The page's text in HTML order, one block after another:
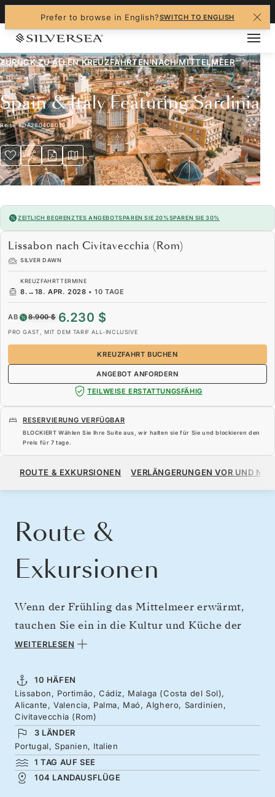
Prefer to browse in English?SWITCH TO ENGLISH
ZURÜCK ZU ALLENKREUZFAHRTEN NACH MITTELMEER
Spain & Italy Featuring Sardinia
Reise#DA280408010
ZEITLICH BEGRENZTES ANGEBOTSPAREN SIE 20%SPAREN SIE 30%
Lissabon nach Civitavecchia (Rom)
SILVER DAWN
KREUZFAHRTTERMINE
8. → 18. APR. 2028 •10 TAGE
AB 8.900 $ 6.230 $
PRO GAST, MIT DEM TARIF ALL-INCLUSIVE
KREUZFAHRT BUCHEN
ANGEBOT ANFORDERN
TEILWEISE ERSTATTUNGSFÄHIG
RESERVIERUNG VERFÜGBAR
BLOCKIERT Wählen Sie Ihre Suite aus, wir halten sie für Sie und blockieren den
Preis für 7 tage.
6.230 $
ROUTE & EXKURSIONEN VERLÄNGERUNGEN VOR UND
Route &
Exkursionen
Wenn der Frühling das Mittelmeer erwärmt,
tauchen Sie ein in die Kultur und Küche der
Iberischen Halbinsel, bevor die Reise Sie
Straßenbahnen und kunstvollen Azulejos
Lissabons geht es weiter ins stimmungsvolle
Andalusien – zu den alten Gassen von Cádiz
und nach Málaga, der Geburtsstadt Picassos.
Über die Balearen und die von katalanischen
Einflüssen geprägten Küsten Sardiniens
WEITERLESEN
10 HÄFEN
Lissabon, Portimão, Cádiz, Malaga (Costa del Sol),
Alicante, Valencia, Palma, Maó, Alghero, Sardinien,
Civitavecchia (Rom)
3 LÄNDER
Portugal, Spanien, Italien
1 TAG AUF SEE
104 LANDAUSFLÜGE